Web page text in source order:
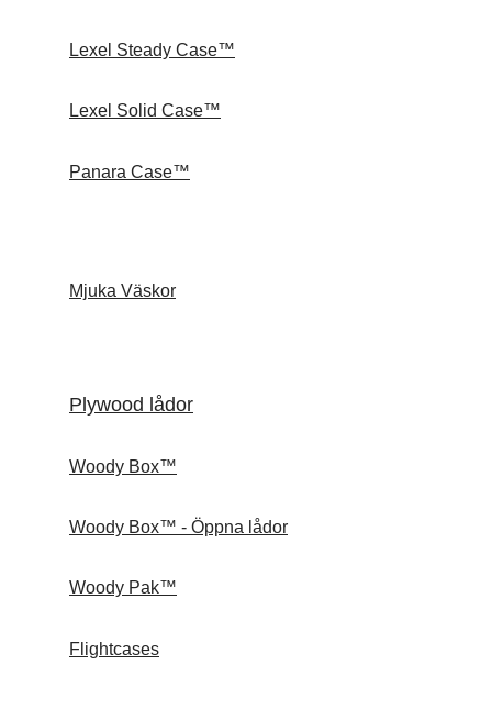
Lexel Steady Case™
Lexel Solid Case™
Panara Case™
Mjuka Väskor
Plywood lådor
Woody Box™
Woody Box™ - Öppna lådor
Woody Pak™
Flightcases